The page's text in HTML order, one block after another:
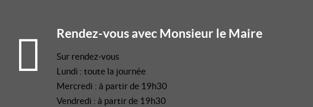
Rendez-vous avec Monsieur le Maire
Sur rendez-vous
Lundi : toute la journée
Mercredi : à partir de 19h30
Vendredi : à partir de 19h30